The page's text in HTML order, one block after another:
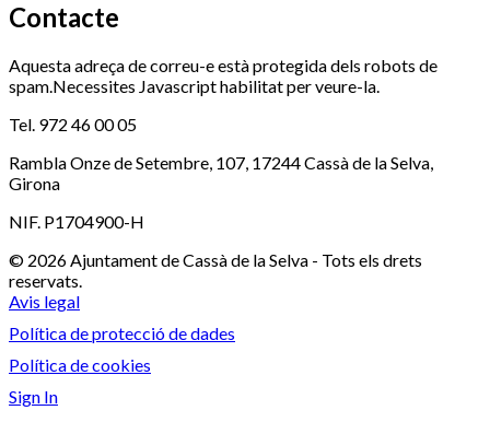
Contacte
Aquesta adreça de correu-e està protegida dels robots de
spam.Necessites Javascript habilitat per veure-la.
Tel. 972 46 00 05
Rambla Onze de Setembre, 107, 17244 Cassà de la Selva,
Girona
NIF. P1704900-H
© 2026 Ajuntament de Cassà de la Selva - Tots els drets
reservats.
Avis legal
Política de protecció de dades
Política de cookies
Sign In